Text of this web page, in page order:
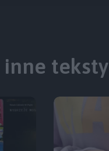
teksty